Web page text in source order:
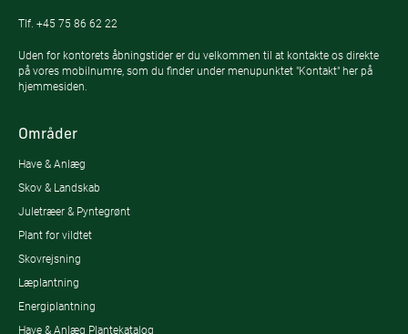
Tlf. +45 75 86 62 22
Uden for kontorets åbningstider er du velkommen til at kontakte os direkte
på vores mobilnumre, som du finder under menupunktet "Kontakt" her på
hjemmesiden.
Områder
Have & Anlæg
Skov & Landskab
Juletræer & Pyntegrønt
Plant for vildtet
Skovrejsning
Læplantning
Energiplantning
Have & Anlæg Plantekatalog